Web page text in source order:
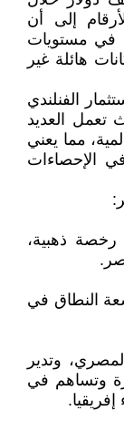
هذه الأرقام إلى أن
في مستويات
هائلة غير
الفنلندي
تعمل العديد
مما يعني
في الإحصاءات
ذهبية،
النطاق في
وتدير
وتساهم في